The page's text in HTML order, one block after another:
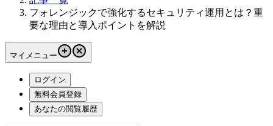
フォレンジックで強化するセキュリティ運用とは？重
要な理由と導入ポイントを解説
マイメニュー
ログイン
無料会員登録
あなたの閲覧履歴